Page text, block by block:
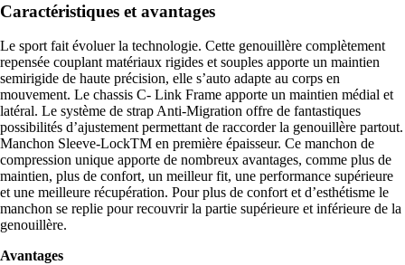
Caractéristiques et avantages
Le sport fait évoluer la technologie. Cette genouillère complètement
repensée couplant matériaux rigides et souples apporte un maintien
semirigide de haute précision, elle s’auto adapte au corps en
mouvement. Le chassis C- Link Frame apporte un maintien médial et
latéral. Le système de strap Anti-Migration offre de fantastiques
possibilités d’ajustement permettant de raccorder la genouillère partout.
Manchon Sleeve-LockTM en première épaisseur. Ce manchon de
compression unique apporte de nombreux avantages, comme plus de
maintien, plus de confort, un meilleur fit, une performance supérieure
et une meilleure récupération. Pour plus de confort et d’esthétisme le
manchon se replie pour recouvrir la partie supérieure et inférieure de la
genouillère.
Avantages